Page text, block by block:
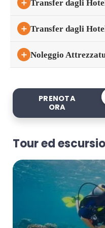
＋ Transfer dagli
＋ Transfer dagli
＋ Noleggio
PRENOTA
ORA
Tour ed